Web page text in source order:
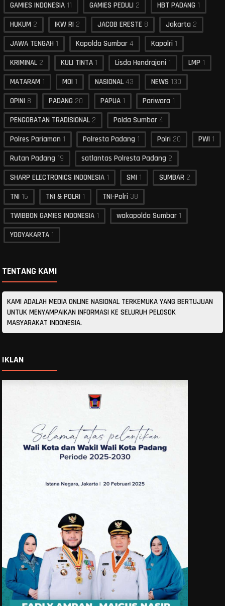
GAMIES INDONESIA 11 GAMIES PEDULI 2 HBT PADANG 1
HUKUM 2 IKW RI 2 JACOB ERESTE 8 Jakarta 2
JAWA TENGAH 1 Kapolda Sumbar 4 Kapolri 1
KRIMINAL 2 KULI TINTA 1 Lisda Hendrajoni 1 LMP 1
MATARAM 1 MOI 1 NASIONAL 43 NEWS 130
OPINI 8 PADANG 20 PAPUA 1 Pariwara 1
PENGOBATAN TRADISIONAL 2 Polda Sumbar 4
Polres Pariaman 1 Polresta Padang 1 Polri 20 PWI 1
Rutan Padang 19 satlantas Polresta Padang 2
SHARP ELECTRONICS INDONESIA 1 SMI 1 SUMBAR 2
TNI 16 TNI & POLRI 1 TNI-Polri 38
TWIBBON GAMIES INDONESIA 1 wakapolda Sumbar 1
YOGYAKARTA 1
TENTANG KAMI
KAMI ADALAH MEDIA ONLINE NASIONAL TERKEMUKA YANG BERTUJUAN
UNTUK MENYAMPAIKAN INFORMASI KE SELURUH PELOSOK
MASYARAKAT INDONESIA.
IKLAN